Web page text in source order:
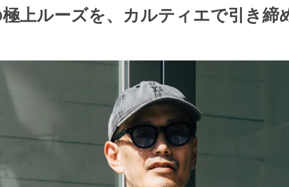
上ルーズを、カルティエで引き締